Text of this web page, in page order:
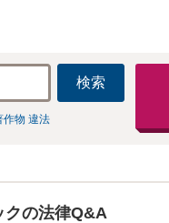
検索
作物 違法
クの法律Q&A